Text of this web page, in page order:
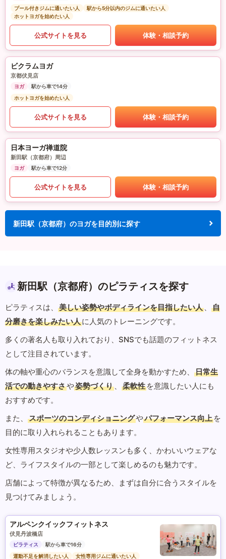
プール付きジムに通いたい人
駅から5分以内のジムに通いたい人
ホットヨガを始めたい人
公式サイトを見る 体験・相談予約
ビクラムヨガ
京都伏見店
ヨガ
駅から車で14分
ホットヨガを始めたい人
公式サイトを見る 体験・相談予約
日本ヨーガ禅道院
新田駅（京都府）周辺
ヨガ 駅から車で12分
公式サイトを見る 体験・相談予約
新田駅（京都府）のヨガを目的別に探す
新田駅（京都府）のピラティスを探す
ピラティスは、 美しい姿勢やボディラインを目指したい人 、
自
分磨きを楽しみたい人に人気のトレーニングです。
多くの著名人も取り入れており、SNSでも話題のフィットネス
として注目されています。
体の軸や重心のバランスを意識して全身を動かすため、
日常生
活での動きやすさや姿勢づくり 、 柔軟性 を意識したい人にも
おすすめです。
また、
スポーツのコンディショニングやパフォーマンス向上 を
目的に取り入れられることもあります。
女性専用スタジオや少人数レッスンも多く、かわいいウェアな
ど、ライフスタイルの一部として楽しめるのも魅力です。
店舗によって特徴が異なるため、まずは自分に合うスタイルを
見つけてみましょう。
アルペンクイックフィットネス
伏見丹波橋店
ピラティス
駅から車で16分
運動不足を解消したい人
女性専用ジムに通いたい人